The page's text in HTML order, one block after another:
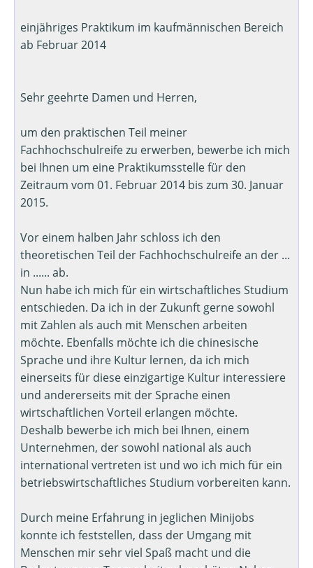
einjähriges Praktikum im kaufmännischen Bereich
ab Februar 2014
Sehr geehrte Damen und Herren,
um den praktischen Teil meiner
Fachhochschulreife zu erwerben, bewerbe ich mich
bei Ihnen um eine Praktikumsstelle für den
Zeitraum vom 01. Februar 2014 bis zum 30. Januar
2015.
Vor einem halben Jahr schloss ich den
theoretischen Teil der Fachhochschulreife an der ...
in ...... ab.
Nun habe ich mich für ein wirtschaftliches Studium
entschieden. Da ich in der Zukunft gerne sowohl
mit Zahlen als auch mit Menschen arbeiten
möchte. Ebenfalls möchte ich die chinesische
Sprache und ihre Kultur lernen, da ich mich
einerseits für diese einzigartige Kultur interessiere
und andererseits mit der Sprache einen
wirtschaftlichen Vorteil erlangen möchte.
Deshalb bewerbe ich mich bei Ihnen, einem
Unternehmen, der sowohl national als auch
international vertreten ist und wo ich mich für ein
betriebswirtschaftliches Studium vorbereiten kann.
Durch meine Erfahrung in jeglichen Minijobs
konnte ich feststellen, dass der Umgang mit
Menschen mir sehr viel Spaß macht und die